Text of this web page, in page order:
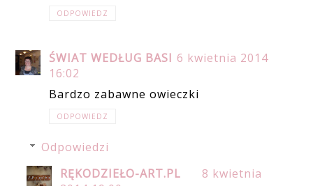
ODPOWIEDZ
ŚWIAT WEDŁUG BASI 6 kwietnia 2014
16:02
Bardzo zabawne owieczki
ODPOWIEDZ
Odpowiedzi
RĘKODZIEŁO-ART.PL
8 kwietnia